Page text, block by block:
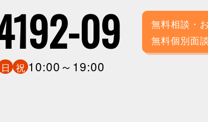
09
日 祝 10:00～19:00
無料相談・
無料個別面